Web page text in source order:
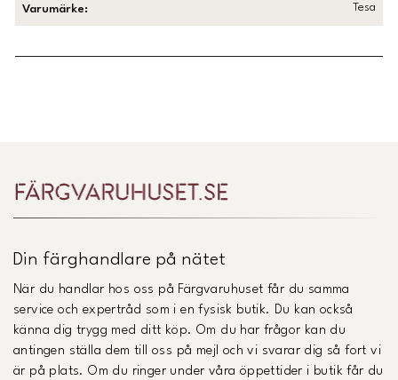
Varumärke: Tesa
Din färghandlare på nätet
När du handlar hos oss på Färgvaruhuset får du samma
service och expertråd som i en fysisk butik. Du kan också
känna dig trygg med ditt köp. Om du har frågor kan du
antingen ställa dem till oss på mejl och vi svarar dig så fort vi
är på plats. Om du ringer under våra öppettider i butik får du